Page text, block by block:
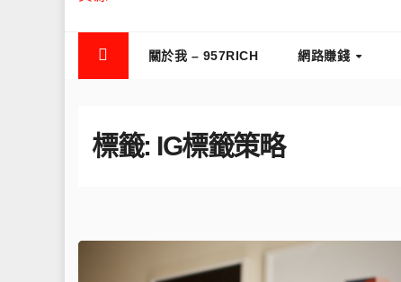
關於我 – 957RICH 網路賺錢
標籤: IG標籤策略